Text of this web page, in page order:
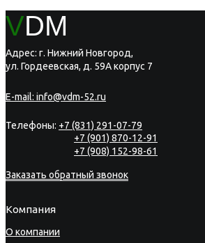
VDM
Адрес: г. Нижний Новгород,
ул. Гордеевская, д. 59А корпус 7
E-mail: info@vdm-52.ru
Телефоны: +7 (831) 291-07-79
+7 (901) 870-12-91
+7 (908) 152-98-61
Заказать обратный звонок
Компания
О компании